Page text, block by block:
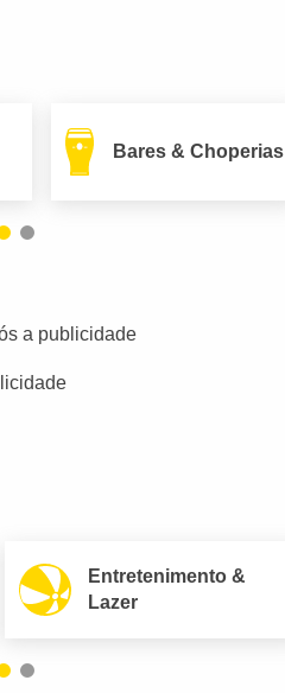
Bares & Choperias
a publicidade
Entretenimento &
Lazer